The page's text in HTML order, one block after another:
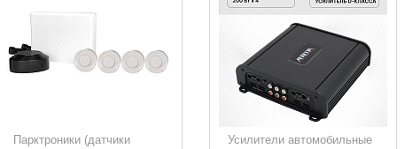
Парктроники (датчики
Усилители автомобильные